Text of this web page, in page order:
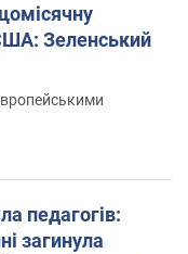
Зеленський
педагогів:
загинула